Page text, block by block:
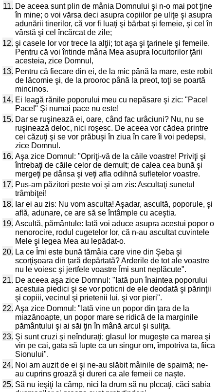
11. De aceea sunt plin de mânia Domnului şi n-o mai pot ţine
în mine; o voi vărsa deci asupra copiilor pe uliţe şi asupra
adunării tinerilor, că vor fi luaţi şi bărbat şi femeie, şi cel în
vârstă şi cel încărcat de zile;
12. şi casele lor vor trece la alţii; tot aşa şi ţarinele şi femeile.
Pentru că voi întinde mâna Mea asupra locuitorilor ţării
acesteia, zice Domnul,
13. Pentru că fiecare din ei, de la mic până la mare, este robit
de lăcomie şi, de la prooroc până la preot, toţi se poartă
mincinos.
14. Ei leagă rănile poporului meu cu nepăsare şi zic: "Pace!
Pace!" Şi numai pace nu este!
15. Dar se ruşinează ei, oare, când fac urâciuni? Nu, nu se
ruşinează deloc, nici roşesc. De aceea vor cădea printre
cei căzuţi şi se vor prăbuşi în ziua în care îi voi pedepsi,
zice Domnul.
16. Aşa zice Domnul: "Opriţi-vă de la căile voastre! Priviţi şi
întrebaţi de căile celor de demult; de calea cea bună şi
mergeţi pe dânsa şi veţi afla odihnă sufletelor voastre.
17. Pus-am păzitori peste voi şi am zis: Ascultaţi sunetul
trâmbiţei!
18. Iar ei au zis: Nu vom asculta! Aşadar, ascultă, poporule, şi
află, adunare, ce are să se întâmple cu aceştia.
19. Ascultă, pământule: Iată voi aduce asupra acestui popor o
nenorocire, rodul cugetelor lor, că n-au ascultat cuvintele
Mele şi legea Mea au lepădat-o.
20. La ce Îmi este bună tămâia care vine din Şeba şi
scorţişoara din ţară depărtată? Arderile de tot ale voastre
nu le voiesc şi jertfele voastre Îmi sunt neplăcute".
21. De aceea aşa zice Domnul: "Iată pun înaintea poporului
acestuia piedici şi se vor poticni de ele deodată şi părinţii
şi copiii, vecinul şi prietenii lui, şi vor pieri".
22. Aşa zice Domnul: "Iată vine un popor din ţara de la
miazănoapte, un popor mare se ridică de la marginile
pământului şi ai săi ţin în mână arcul şi suliţa.
23. Şi sunt cruzi şi neînduraţi; glasul lor mugeşte ca marea şi
vin pe cai, gata să lupte ca un singur om, împotriva ta, fiica
Sionului".
24. Noi am auzit de ei şi ne-au slăbit mâinile de spaimă; ne-
au cuprins groază şi dureri ca ale femeii ce naşte.
25. Să nu ieşiţi la câmp, nici la drum să nu plccaţi, căci sabia